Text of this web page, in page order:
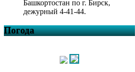
Башкортостан по г. Бирск,
дежурный 4-41-44.
Погода